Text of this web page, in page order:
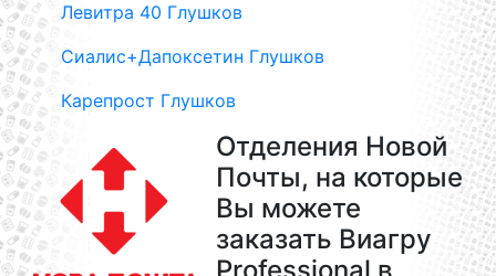
Левитра 40 Глушков
Сиалис+Дапоксетин Глушков
Карепрост Глушков
Отделения Новой
Почты, на которые
Вы можете
заказать Виагру